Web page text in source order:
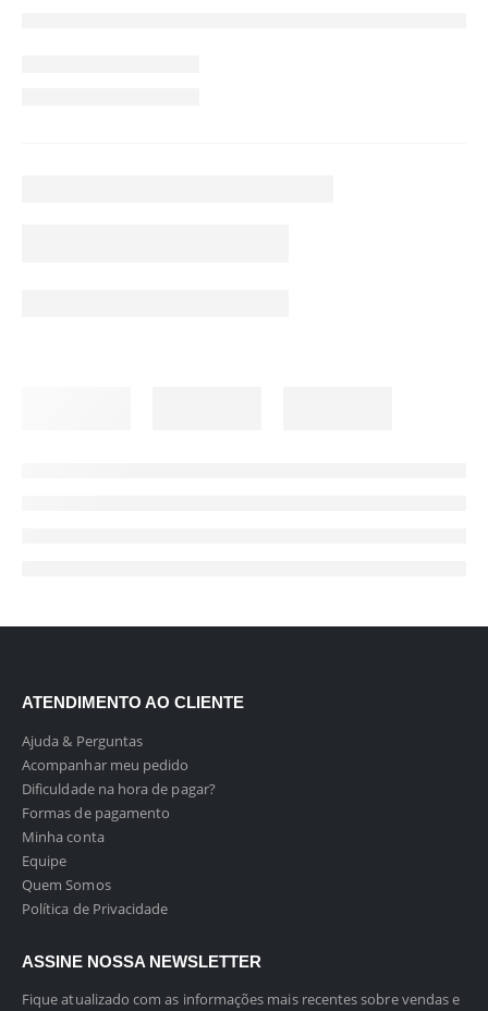
ATENDIMENTO AO CLIENTE
Ajuda & Perguntas
Acompanhar meu pedido
Dificuldade na hora de pagar?
Formas de pagamento
Minha conta
Equipe
Quem Somos
Política de Privacidade
ASSINE NOSSA NEWSLETTER
Fique atualizado com as informações mais recentes sobre vendas e